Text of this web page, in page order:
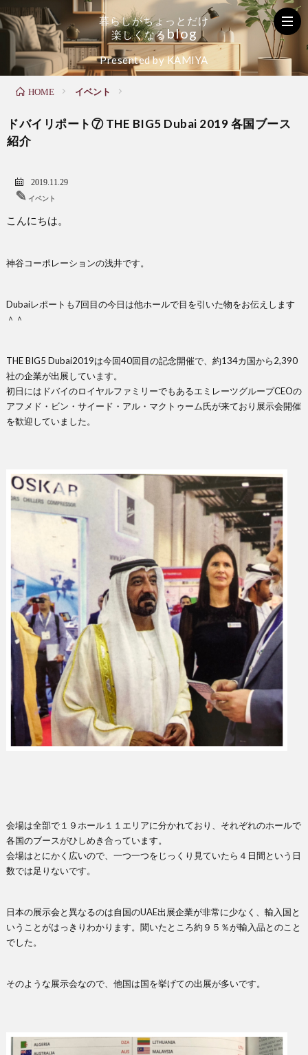
暮らしがちょ っ と だけ
楽しくなる blog
Presented by KAMIYA
立
お
ナ
ス
た
HOME イベント
ドバイリポート⑦ THE BIG5 Dubai 2019 各国ブース
紹介
2019.11.29
✎ イベント
こんにちは。
神谷コーポレーションの浅井です。
Dubaiレポートも7回目の今日は他ホールで目を引いた物をお伝えします
＾＾
THE BIG5 Dubai2019は今回40回目の記念開催で、約134カ国から2,390
社の企業が出展しています。
初日にはドバイのロイヤルファミリーでもあるエミレーツグループCEOの
アフメド・ビン・サイード・アル・マクトゥーム氏が来ており展示会開催
を歓迎していました。
会場は全部で１９ホール１１エリアに分かれており、それぞれのホールで
各国のブースがひしめき合っています。
会場はとにかく広いので、一つ一つをじっくり見ていたら４日間という日
数では足りないです。
日本の展示会と異なるのは自国のUAE出展企業が非常に少なく、輸入国と
いうことがはっきりわかります。聞いたところ約９５％が輸入品とのこと
でした。
そのような展示会なので、他国は国を挙げての出展が多いです。